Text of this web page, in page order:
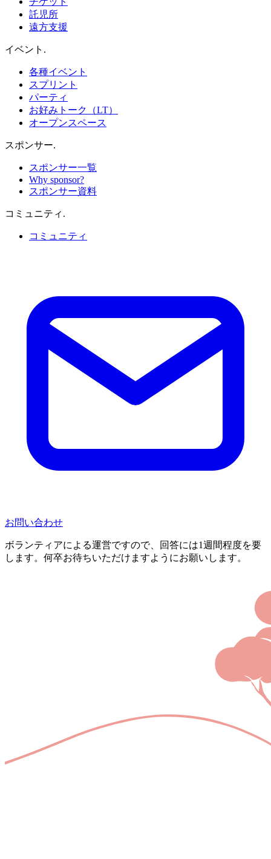
託児所
遠方支援
イベント .
各種イベント
スプリント
パーティ
お好みトーク（LT）
オープンスペース
スポンサー.
スポンサー一覧
Why sponsor?
スポンサー資料
コミュニティ .
コミュニティ
お問い合わせ
ボランティアによる運営ですので、回答には1週間程度を要
します。何卒お待ちいただけますようにお願いします。